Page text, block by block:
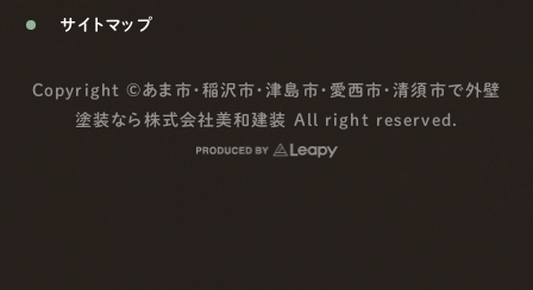
サイトマップ
Copyright ©あま市・稲沢市・津島市・愛西市・清須市で外壁
塗装なら株式会社美和建装 All right reserved.